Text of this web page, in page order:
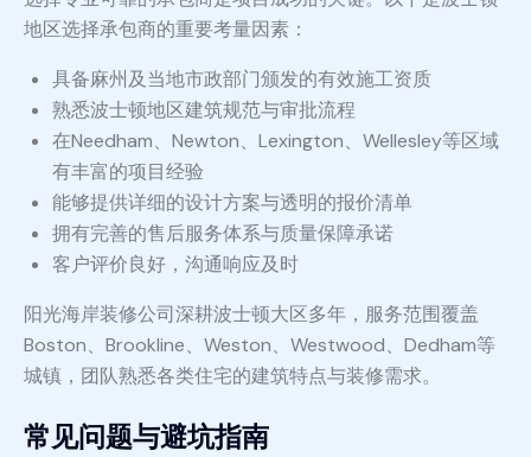
地区选择承包商的重要考量因素：
具备麻州及当地市政部门颁发的有效施工资质
熟悉波士顿地区建筑规范与审批流程
在Needham、Newton、Lexington、Wellesley等区域
有丰富的项目经验
能够提供详细的设计方案与透明的报价清单
拥有完善的售后服务体系与质量保障承诺
客户评价良好，沟通响应及时
阳光海岸装修公司深耕波士顿大区多年，服务范围覆盖
Boston、Brookline、Weston、Westwood、Dedham等
城镇，团队熟悉各类住宅的建筑特点与装修需求。
常见问题与避坑指南